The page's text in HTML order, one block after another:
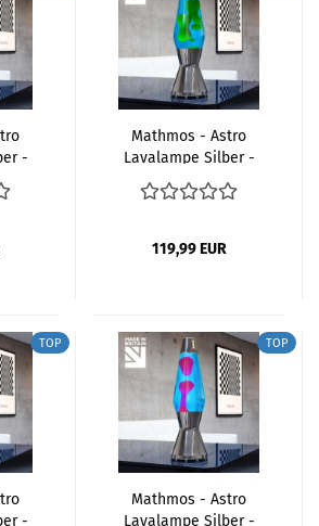
-
Mathmos - Astro
Lavalampe Silber -
Grün Blau
119,99 EUR
TOP
-
TOP
Mathmos - Astro
Lavalampe Silber -